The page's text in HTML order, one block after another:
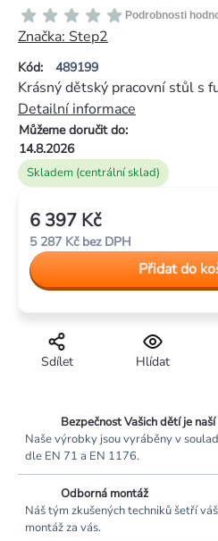
Kód: 489199
Průměrné
hodnocení
produktu
je
0,0
z
5
hvězdiček.
Podrobnosti
Značka: Step2
Skladem (centrální sklad)
Můžeme doručit do:
14.8.2026
Krásný dětský pracovní stůl s
Detailní informace
Hlídat
Sdílet
6 397 Kč
5 287 Kč bez DPH
cena:
Přidat do
Bezpečnost Vašich dětí je
Naše výrobky jsou vyráběny v
dle EN 71 a EN 1176.
Odborná montáž
Náš tým zkušených techniků šetří
montáž za vás.